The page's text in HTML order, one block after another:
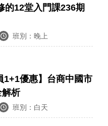
的12堂入門課236期
班別：晚上
1+1優惠】台商中國市
解析
班別：白天